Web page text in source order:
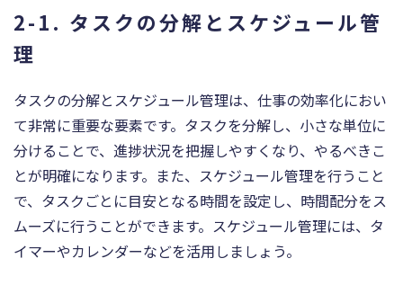
2-1. タスクの分解とスケジュール管
理
タスクの分解とスケジュール管理は、仕事の効率化におい
て非常に重要な要素です。タスクを分解し、小さな単位に
分けることで、進捗状況を把握しやすくなり、やるべきこ
とが明確になります。また、スケジュール管理を行うこと
で、タスクごとに目安となる時間を設定し、時間配分をス
ムーズに行うことができます。スケジュール管理には、タ
イマーやカレンダーなどを活用しましょう。